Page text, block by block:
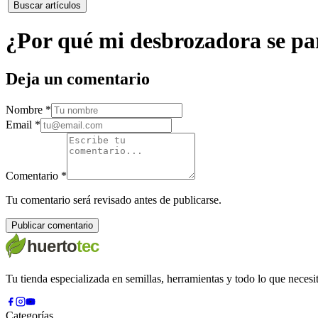
Buscar artículos
¿Por qué mi desbrozadora se
Deja un comentario
Nombre *
Email *
Comentario *
Tu comentario será revisado antes de publicarse.
Publicar comentario
Tu tienda especializada en semillas, herramientas y todo lo que
Categorías